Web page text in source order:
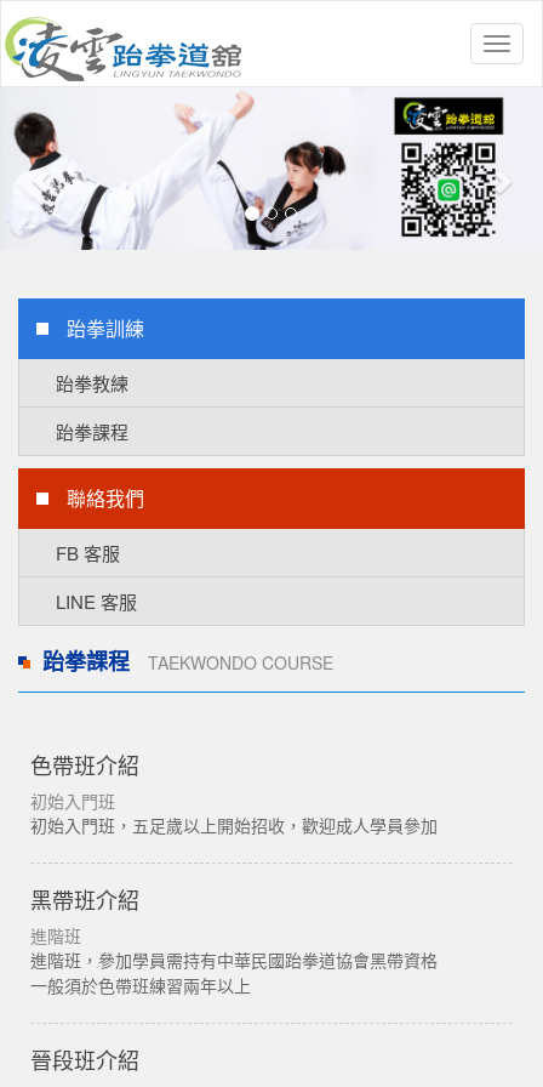
跆拳訓練
跆拳教練
跆拳課程
聯絡我們
FB 客服
LINE 客服
跆拳課程 TAEKWONDO COURSE
色帶班介紹
初始入門班
初始入門班，五足歲以上開始招收，歡迎成人學員參加
黑帶班介紹
進階班
進階班，參加學員需持有中華民國跆拳道協會黑帶資格
一般須於色帶班練習兩年以上
晉段班介紹